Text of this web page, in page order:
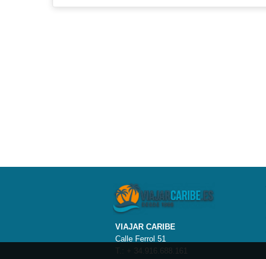
VIAJAR CARIBE
Calle Ferrol 51
T.: + 34.916.688.161